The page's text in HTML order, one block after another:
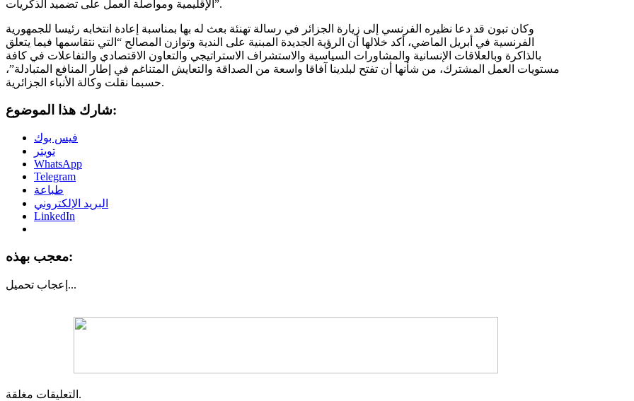
الإقليمية ومواصلة العمل على تضميد الذكريات”.
وكان تبون قد دعا نظيره الفرنسي إلى زيارة الجزائر في رسالة تهنئة بعث له بها بمناسبة إعادة انتخابه رئيسا للجمهورية
الفرنسية في أبريل الماضي، أكد خلالها أن الرؤية الجديدة المبنية على الندية وتوازن المصالح “التي نتقاسمها فيما يتعلق
بالذاكرة وبالعلاقات الإنسانية والمشاورات السياسية والاستشراف الاستراتيجي والتعاون الاقتصادي والتفاعلات في كافة
مستويات العمل المشترك، من شأنها أن تفتح لبلدينا آفاقا واسعة من الصداقة والتعايش المتناغم في إطار المنافع المتبادلة”،
حسبما نقلت وكالة الأنباء الجزائرية.
شارك هذا الموضوع:
فيس بوك
تويتر
WhatsApp
Telegram
طباعة
البريد الإلكتروني
LinkedIn
معجب بهذه:
إعجاب تحميل...
التعليقات مغلقة.